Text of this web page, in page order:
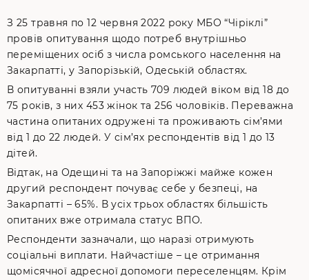
З 25 травня по 12 червня 2022 року МБО “Чіріклі”
провів опитування щодо потреб внутрішньо
переміщених осіб з числа ромського населення на
Закарпатті, у Запорізькій, Одеській областях.
В опитуванні взяли участь 709 людей віком від 18 до
75 років, з них 453 жінок та 256 чоловіків. Переважна
частина опитаних одружені та проживають сім’ями
від 1 до 22 людей. У сім’ях респондентів від 1 до 13
дітей.
Відтак, на Одещині та на Запоріжжі майже кожен
другий респондент почуває себе у безпеці, на
Закарпатті – 65%. В усіх трьох областях більшість
опитаних вже отримала статус ВПО.
Респонденти зазначали, що наразі отримують
соціальні виплати. Найчастіше – це отримання
щомісячної адресної допомоги переселенцям. Крім